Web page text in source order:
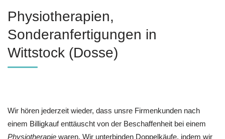
Physiotherapien,
Sonderanfertigungen in
Wittstock (Dosse)
Wir hören jederzeit wieder, dass unsre Firmenkunden nach
einem Billigkauf enttäuscht von der Beschaffenheit bei einem
Physiotherapie waren. Wir unterbinden Doppelkäufe, indem wir